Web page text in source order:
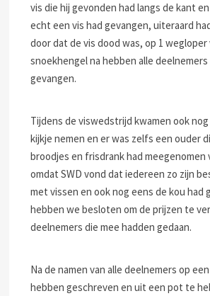
vis die hij gevonden had langs de kant
echt een vis had gevangen, uiteraard
door dat de vis dood was, op 1 wegloper
snoekhengel na hebben alle deelnemers
gevangen.
Tijdens de viswedstrijd kwamen ook
kijkje nemen en er was zelfs een ouder
broodjes en frisdrank had meegenomen
omdat SWD vond dat iedereen zo zijn
met vissen en ook nog eens de kou had
hebben we besloten om de prijzen te
deelnemers die mee hadden gedaan.
Na de namen van alle deelnemers op
hebben geschreven en uit een pot te